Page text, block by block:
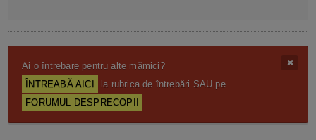
Ai o întrebare pentru alte mămici?
ÎNTREABĂ AICI
la rubrica de întrebări SAU pe
FORUMUL DESPRECOPII